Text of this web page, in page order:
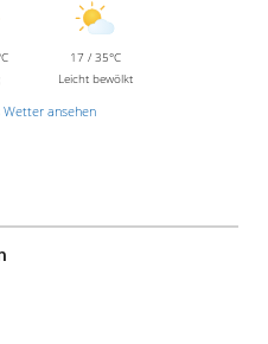
17 / 35°C
Leicht bewölkt
Wetter ansehen